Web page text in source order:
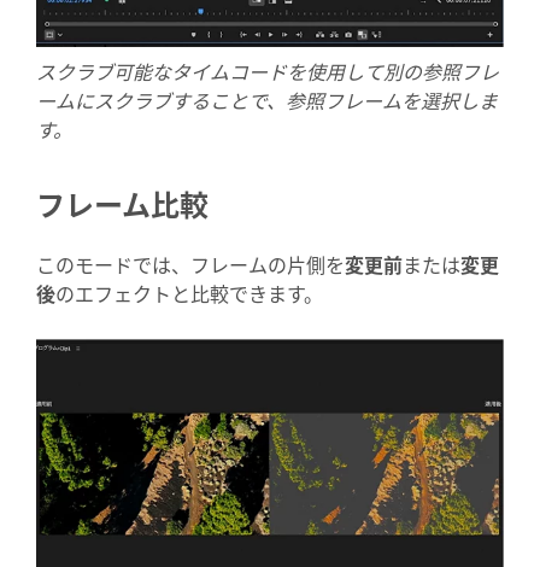
スクラブ可能なタイムコードを使用して別の参照フレ
ームにスクラブすることで、参照フレームを選択しま
す。
フレーム比較
このモードでは、フレームの片側を変更前または変更
後のエフェクトと比較できます。